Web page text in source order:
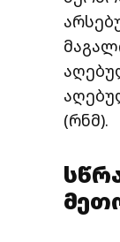
(რნმ).